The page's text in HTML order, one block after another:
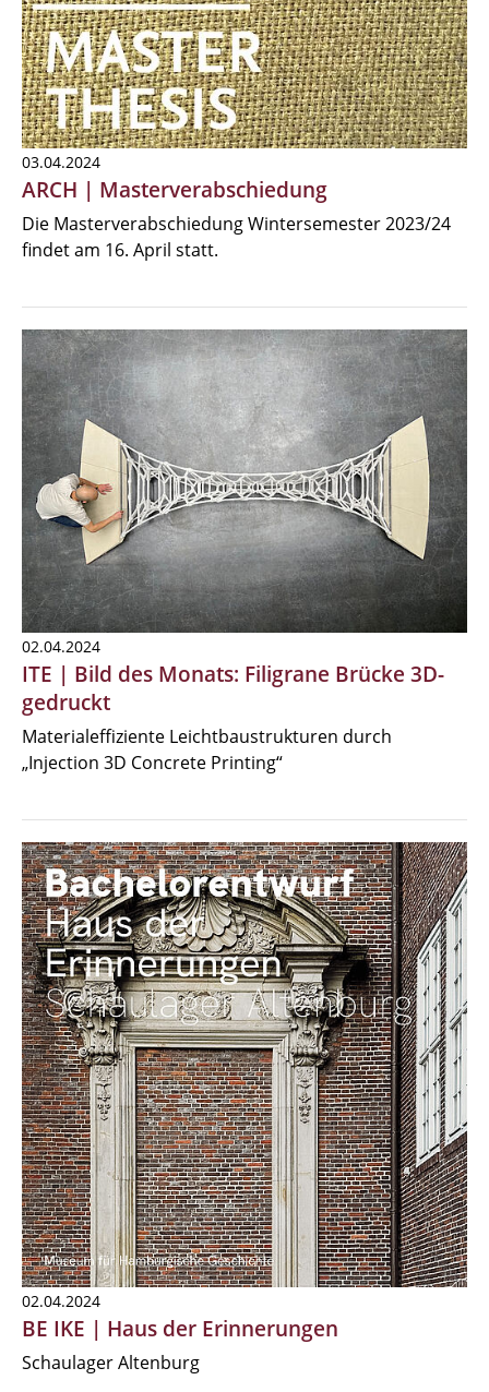
03.04.2024
ARCH | Masterverabschiedung
Die Masterverabschiedung Wintersemester 2023/24
findet am 16. April statt.
02.04.2024
ITE | Bild des Monats: Filigrane Brücke 3D-
gedruckt
Materialeffiziente Leichtbaustrukturen durch
„Injection 3D Concrete Printing“
02.04.2024
BE IKE | Haus der Erinnerungen
Schaulager Altenburg